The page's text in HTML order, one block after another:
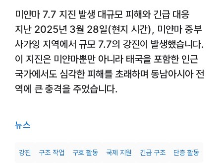
미얀마 7.7 지진 발생 대규모 피해와 긴급 대응
지난 2025년 3월 28일(현지 시간), 미얀마 중부
사가잉 지역에서 규모 7.7의 강진이 발생했습니다.
이 지진은 미얀마뿐만 아니라 태국을 포함한 인근
국가에서도 심각한 피해를 초래하며 동남아시아 전
역에 큰 충격을 주었습니다.
뉴스
강진 구조 작업 구호 활동 국제 지원 긴급 구조 단층 활동